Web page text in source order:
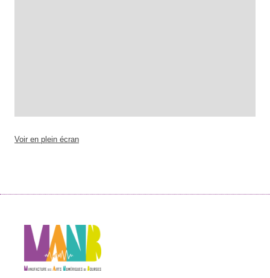
Voir en plein écran